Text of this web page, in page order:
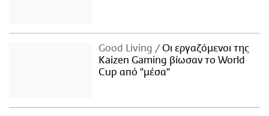
Good Living
Οι εργαζόμενοι της
Kaizen Gaming βίωσαν το World
Cup από "μέσα"